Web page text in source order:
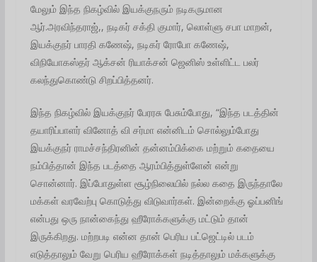
மேலும் இந்த நிகழ்வில் இயக்குநரும் நடிகருமான
ஆர்.அரவிந்தராஜ்,, நடிகர் சக்தி குமார், லொள்ளு சபா மாறன்,
இயக்குநர் பாரதி கணேஷ், நடிகர் ரோபோ கணேஷ்,
விநியோகஸ்தர் ஆக்சன் ரியாக்சன் ஜெனிஸ் உள்ளிட்ட பலர்
கலந்துகொண்டு சிறப்பித்தனர்.
இந்த நிகழ்வில் இயக்குநர் பேரரசு பேசும்போது, “இந்த படத்தின்
தயாரிப்பாளர் வினோத் வி சர்மா என்னிடம் சொல்லும்போது
இயக்குநர் ராமச்சந்திரனின் தன்னம்பிக்கை மற்றும் கதையை
நம்பித்தான் இந்த படத்தை ஆரம்பித்துள்ளேன் என்று
சொன்னார். இப்போதுள்ள சூழ்நிலையில் நல்ல கதை இருந்தாலே
மக்கள் வரவேற்பு கொடுத்து விடுவார்கள். இன்றைக்கு ஓப்பனிங்
என்பது ஒரு நான்கைந்து ஹீரோக்களுக்கு மட்டும் தான்
இருக்கிறது. மற்றபடி என்ன தான் பெரிய பட்ஜெட்டில் படம்
எடுத்தாலும் வேறு பெரிய ஹீரோக்கள் நடித்தாலும் மக்களுக்கு